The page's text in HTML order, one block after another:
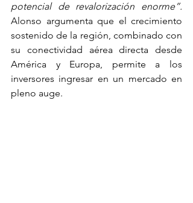
potencial de revalorización enorme”.
Alonso argumenta que el crecimiento
sostenido de la región, combinado con
su conectividad aérea directa desde
América y Europa, permite a los
inversores ingresar en un mercado en
pleno auge.